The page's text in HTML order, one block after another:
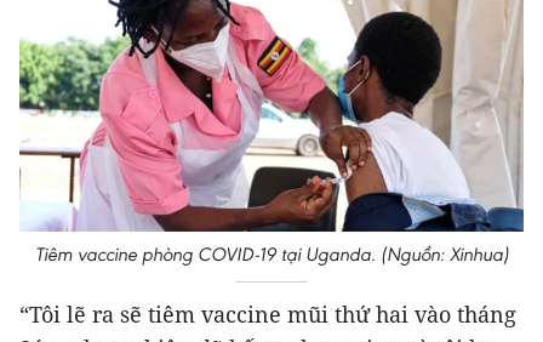
Tiêm vaccine phòng COVID-19 tại Uganda. (Nguồn: Xinhua)
“Tôi lẽ ra sẽ tiêm vaccine mũi thứ hai vào tháng